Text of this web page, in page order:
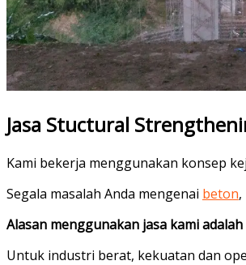
Jasa Stuctural
Kami bekerja menggunakan konsep
Segala masalah Anda mengenai beton
Alasan menggunakan jasa kami
Untuk industri berat, kekuatan dan